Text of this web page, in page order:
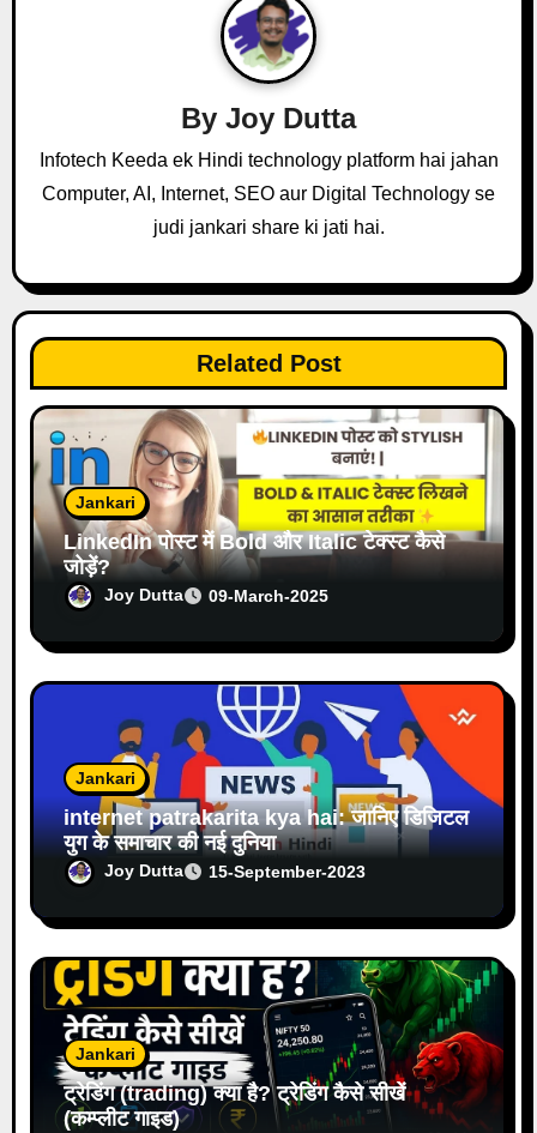
a
t
o
n
By Joy Dutta
Infotech Keeda ek Hindi technology platform hai jahan
Computer, AI, Internet, SEO aur Digital Technology se
judi jankari share ki jati hai.
Related Post
Jankari
LinkedIn पोस्ट में Bold और Italic टेक्स्ट कैसे
जोड़ें?
Joy Dutta 09-March-2025
Jankari
internet patrakarita kya hai: जानिए डिजिटल
युग के समाचार की नई दुनिया
Joy Dutta 15-September-2023
Jankari
ट्रेडिंग (trading) क्या है? ट्रेडिंग कैसे सीखें
(कम्प्लीट गाइड)